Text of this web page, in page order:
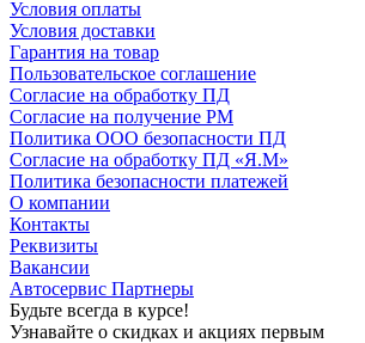
Условия оплаты
Условия доставки
Гарантия на товар
Пользовательское соглашение
Согласие на обработку ПД
Согласие на получение РМ
Политика ООО безопасности ПД
Согласие на обработку ПД «Я.М»
Политика безопасности платежей
О компании
Контакты
Реквизиты
Вакансии
Автосервис Партнеры
Будьте всегда в курсе!
Узнавайте о скидках и акциях первым